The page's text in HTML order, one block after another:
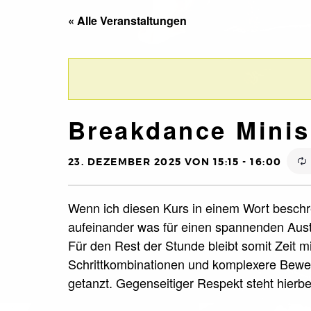
« Alle Veranstaltungen
Breakdance
23. DEZEMBER 2025 VON 15:15 -16:00
Wenn ich diesen Kurs in einem Wort
aufeinander was für einen spannenden
Für den Rest der Stunde bleibt somit Zeit
Schrittkombinationen und komplexere
getanzt. Gegenseitiger Respekt steht